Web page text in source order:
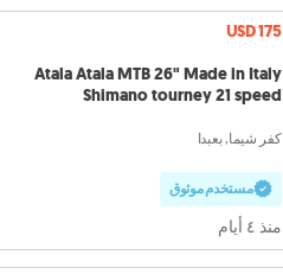
USD 175
Atala Atala MTB 26" Made in Italy
Shimano tourney 21 speed
كفر شيما, بعبدا
مستخدم موثوق
منذ ٤ أيام